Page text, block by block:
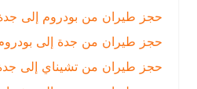
حجز طيران من بودروم إلى جدة
حجز طيران من جدة إلى بودروم |
حجز طيران من تشيناي إلى جدة